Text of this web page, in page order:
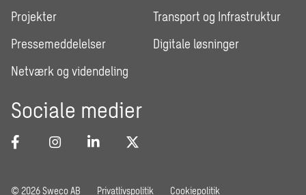
Projekter
Pressemeddelelser
Netværk og videndeling
Transport og Infrastruktur
Digitale løsninger
Sociale medier
© 2026 Sweco AB Privatlivspolitik Cookiepolitik